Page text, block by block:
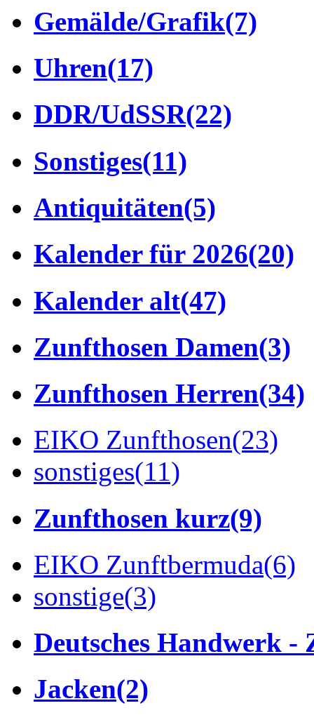
Gemälde/Grafik(7)
Uhren(17)
DDR/UdSSR(22)
Sonstiges(11)
Antiquitäten(5)
Kalender für 2026(20)
Kalender alt(47)
Zunfthosen Damen(3)
Zunfthosen Herren(34)
EIKO Zunfthosen(23)
sonstiges(11)
Zunfthosen kurz(9)
EIKO Zunftbermuda(6)
sonstige(3)
Deutsches Handwerk -
Jacken(2)